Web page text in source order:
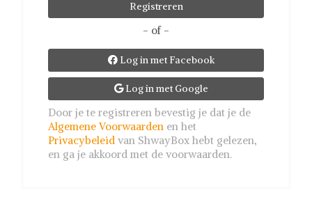
- of -
Log in met Facebook
Log in met Google
Door je te registreren bevestig je dat je de
Algemene Voorwaarden en het
Privacybeleid van ShwayBox hebt gelezen,
en ga je akkoord met de voorwaarden.